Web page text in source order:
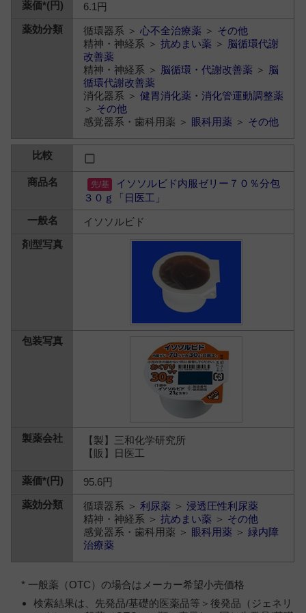
6.1円
循環器系 ＞心不全治療薬 ＞ その他
精神・神経系 ＞抗めまい薬 ＞ 脳循環代謝
改善薬
精神・神経系 ＞ 脳循環・代謝改善薬 ＞ 脳
循環代謝改善薬
消化器系 ＞健胃消化薬・消化管運動調整薬
＞ その他
感覚器系・歯科用薬 ＞ 眼科用薬 ＞ その他
イソソルビド内服ゼリー７０％分包
３０ ｇ「日医工」
イソソルビド
【製】三和化学研究所
【販】日医工
95.6円
循環器系 ＞利尿薬 ＞浸透圧性利尿薬
精神・神経系 ＞抗めまい薬 ＞ その他
感覚器系・歯科用薬 ＞ 眼科用薬 ＞緑内障
治療薬
* 一般薬（OTC）の場合はメーカー希望小売価格
検索結果は、先発品/基礎的医薬品等＞後発品（ジェネリ